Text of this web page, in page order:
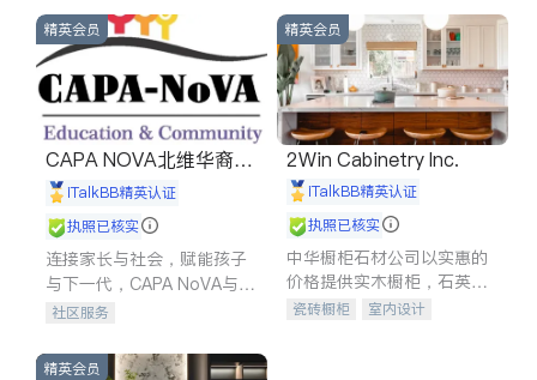
石。
精英会员
CAPA NOVA北维华裔家
长会iTalkBB精英认证
执照已核实
连接家长与社会，赋能孩子
与下一代，CAPA NoVA与您
携手建设包容、公平、充满
社区服务
精英会员
2Win Cabinetry Inc.
iTalkBB精英认证
执照已核实
中华橱柜石材公司以实惠的
价格提供实木橱柜，石英石
台面，多种优质不锈钢水
瓷砖橱柜
室内设计
精英会员